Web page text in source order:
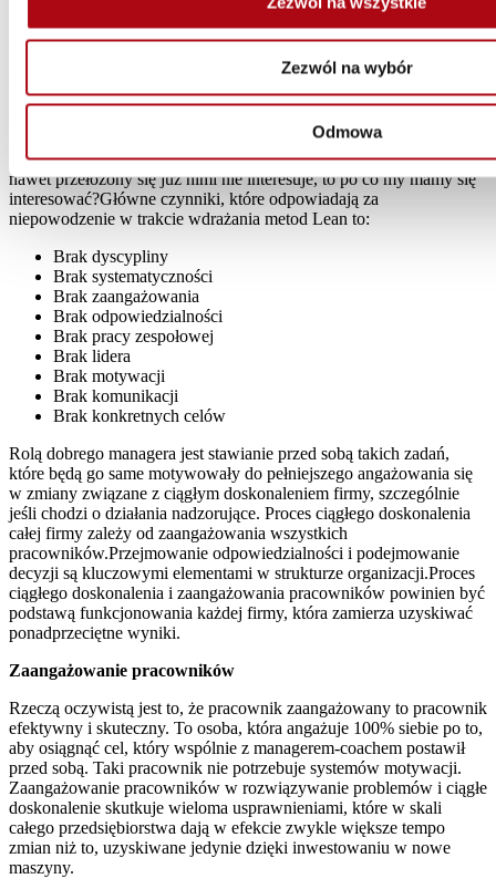
Zezwól na wybór
Odmowa
droga implementacji Lean, motywowania pracowników,
nadzorowania ich, po pewnym czasie staje się zestawem
schematycznych działań, staje się mało ciekawa. I kiedy przychodzi
po pewnym czasie pora na kontrolę, managerowie mają wtedy
A takie zachowanie ma olbrzymi negatywny skutek na stosunek
pracowników do realizowanych przez nich programów – skoro
nawet przełożony się już nimi nie interesuje, to po co my mamy się
interesować?Główne czynniki, które odpowiadają za
niepowodzenie w trakcie wdrażania metod Lean to:
Brak dyscypliny
Brak systematyczności
Brak zaangażowania
Brak odpowiedzialności
Brak pracy zespołowej
Brak lidera
Brak motywacji
Brak komunikacji
Brak konkretnych celów
Rolą dobrego managera jest stawianie przed sobą takich zadań,
które będą go same motywowały do pełniejszego angażowania się
w zmiany związane z ciągłym doskonaleniem firmy, szczególnie
jeśli chodzi o działania nadzorujące. Proces ciągłego doskonalenia
całej firmy zależy od zaangażowania wszystkich
pracowników.Przejmowanie odpowiedzialności i podejmowanie
decyzji są kluczowymi elementami w strukturze organizacji.Proces
ciągłego doskonalenia i zaangażowania pracowników powinien być
podstawą funkcjonowania każdej firmy, która zamierza uzyskiwać
ponadprzeciętne wyniki.
Zaangażowanie pracowników
Rzeczą oczywistą jest to, że pracownik zaangażowany to pracownik
efektywny i skuteczny. To osoba, która angażuje 100% siebie po to,
aby osiągnąć cel, który wspólnie z managerem-coachem postawił
przed sobą. Taki pracownik nie potrzebuje systemów motywacji.
Zaangażowanie pracowników w rozwiązywanie problemów i ciągłe
doskonalenie skutkuje wieloma usprawnieniami, które w skali
całego przedsiębiorstwa dają w efekcie zwykle większe tempo
zmian niż to, uzyskiwane jedynie dzięki inwestowaniu w nowe
maszyny.